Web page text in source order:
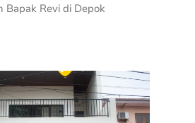
Bapak Revi di Depok